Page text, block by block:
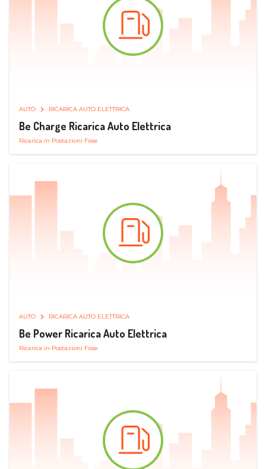
AUTO RICARICA AUTO ELETTRICA
Be Charge Ricarica Auto Elettrica
Ricarica in Postazioni Fisse
AUTO RICARICA AUTO ELETTRICA
Be Power Ricarica Auto Elettrica
Ricarica in Postazioni Fisse